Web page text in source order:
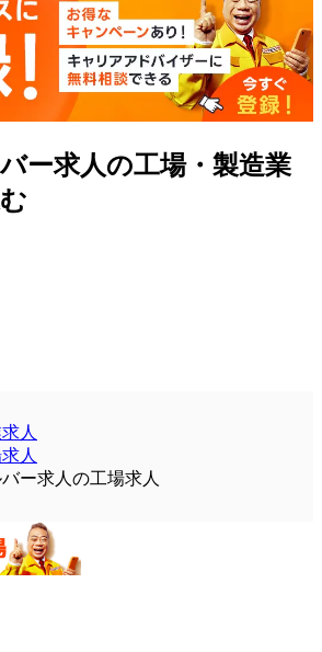
ー求人の工場・製造業
人
人
ー求人の工場求人